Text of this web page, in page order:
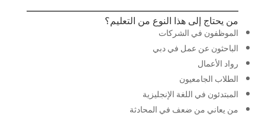
من يحتاج إلى هذا النوع من التعليم؟
الموظفون في الشركات
الباحثون عن عمل في دبي
رواد الأعمال
الطلاب الجامعيون
المبتدئون في اللغة الإنجليزية
من يعاني من ضعف في المحادثة